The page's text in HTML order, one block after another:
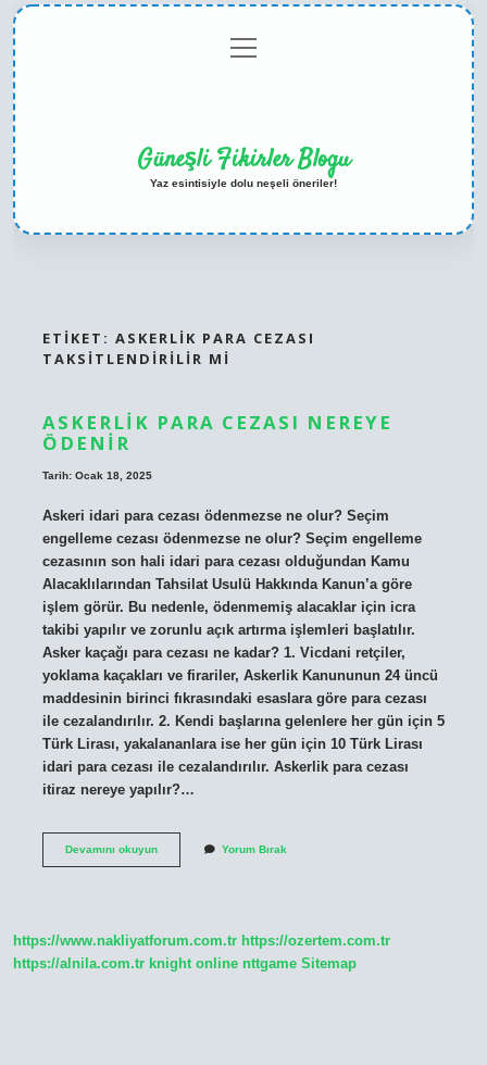
menüyü
aç
Güneşli Fikirler Blogu
Yaz esintisiyle dolu neşeli öneriler!
ETIKET: ASKERLIK PARA CEZASI
TAKSITLENDIRILIR MI
ASKERLIK PARA CEZASI NEREYE
ÖDENIR
Tarih: Ocak 18, 2025
Askeri idari para cezası ödenmezse ne olur? Seçim
engelleme cezası ödenmezse ne olur? Seçim engelleme
cezasının son hali idari para cezası olduğundan Kamu
Alacaklılarından Tahsilat Usulü Hakkında Kanun’a göre
işlem görür. Bu nedenle, ödenmemiş alacaklar için icra
takibi yapılır ve zorunlu açık artırma işlemleri başlatılır.
Asker kaçağı para cezası ne kadar? 1. Vicdani retçiler,
yoklama kaçakları ve firariler, Askerlik Kanununun 24 üncü
maddesinin birinci fıkrasındaki esaslara göre para cezası
ile cezalandırılır. 2. Kendi başlarına gelenlere her gün için 5
Türk Lirası, yakalananlara ise her gün için 10 Türk Lirası
idari para cezası ile cezalandırılır. Askerlik para cezası
itiraz nereye yapılır?…
Devamını okuyunAskerlik
Yorum Bırak
https://www.nakliyatforum.com.tr https://ozertem.com.tr
https://alnila.com.tr knight online nttgame Sitemap